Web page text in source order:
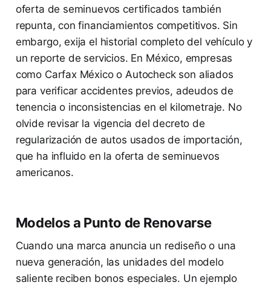
oferta de seminuevos certificados también
repunta, con financiamientos competitivos. Sin
embargo, exija el historial completo del vehículo y
un reporte de servicios. En México, empresas
como Carfax México o Autocheck son aliados
para verificar accidentes previos, adeudos de
tenencia o inconsistencias en el kilometraje. No
olvide revisar la vigencia del decreto de
regularización de autos usados de importación,
que ha influido en la oferta de seminuevos
americanos.
Modelos a Punto de Renovarse
Cuando una marca anuncia un rediseño o una
nueva generación, las unidades del modelo
saliente reciben bonos especiales. Un ejemplo